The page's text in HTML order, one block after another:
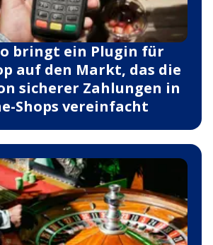
bringt ein Plugin für
auf den Markt, das die
sicherer Zahlungen in
Shops vereinfacht